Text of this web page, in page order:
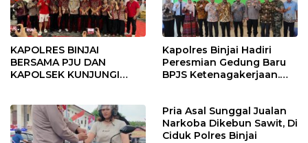
KAPOLRES BINJAI
BERSAMA PJU DAN
KAPOLSEK KUNJUNGI
Kapolres Binjai Hadiri
Peresmian Gedung Baru
BPJS Ketenagakerjaan.
Pria Asal Sunggal Jualan
Narkoba Dikebun Sawit, Di
Ciduk Polres Binjai